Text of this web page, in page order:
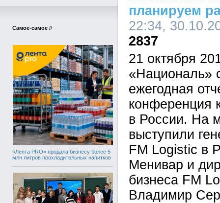
Самое-самое //
«Лента PRO» продала бизнесу более 5
млн литров прохладительных напитков
планируем
22:34,
2837
21 октября
«Националь»
ежегодная
конференция
в России. На
выступили
FM Logistic в
Менивар и
бизнеса FM
Владимир